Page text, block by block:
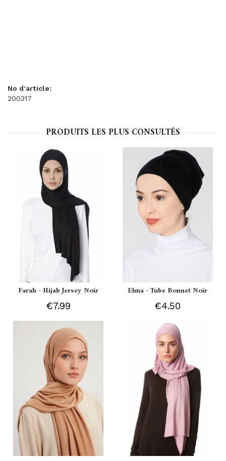
No d'article:
200317
PRODUITS LES PLUS CONSULTÉS
Farah - Hijab Jersey Noir
€7.99
Elma - Tube Bonnet Noir
€4.50